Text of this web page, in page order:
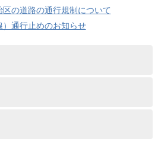
の道路の通行規制について
通行止めのお知らせ